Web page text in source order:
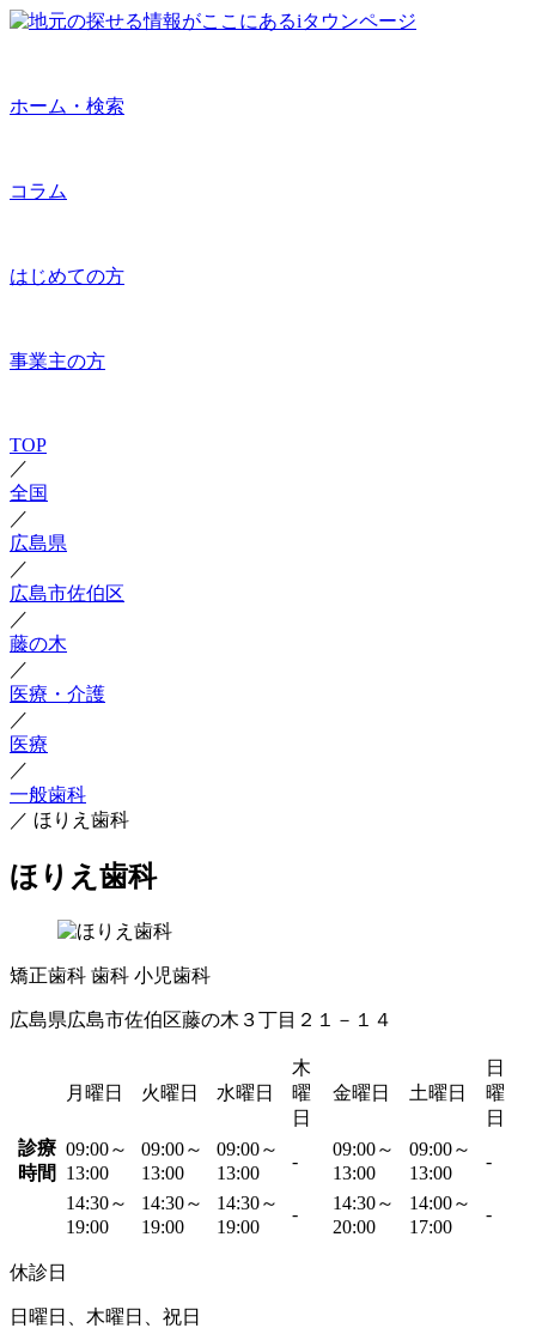
ホーム・検索
コラム
はじめての方
事業主の方
TOP
／
全国
／
広島県
／
広島市佐伯区
／
藤の木
／
医療・介護
／
医療
／
一般歯科
／ ほりえ歯科
ほりえ歯科
矯正歯科 歯科 小児歯科
広島県広島市佐伯区藤の木３丁目２１－１４
月曜日 火曜日 水曜日
木
曜
日
金曜日 土曜日
日
曜
日
診療
時間
09:00～
13:00
09:00～
13:00
09:00～
13:00
-
09:00～
13:00
09:00～
13:00
-
14:30～
19:00
14:30～
19:00
14:30～
19:00
-
14:30～
20:00
14:00～
17:00
-
休診日
日曜日、木曜日、祝日